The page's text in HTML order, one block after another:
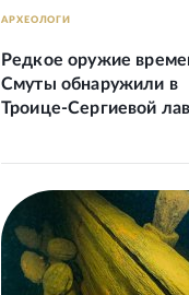
АРХЕОЛОГИ
Редкое оружие
Смуты обнаружили в
Троице-Сергиевой